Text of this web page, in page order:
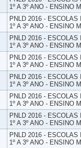
1º A 3º ANO - ENSINO
PNLD 2016 -
1º A 3º ANO - ENSINO
PNLD 2016 -
1º A 3º ANO - ENSINO
PNLD 2016 -
1º A 3º ANO - ENSINO
PNLD 2016 -
1º A 3º ANO - ENSINO
PNLD 2016 -
1º A 3º ANO - ENSINO
PNLD 2016 -
1º A 3º ANO - ENSINO
PNLD 2016 -
1º A 3º ANO - ENSINO